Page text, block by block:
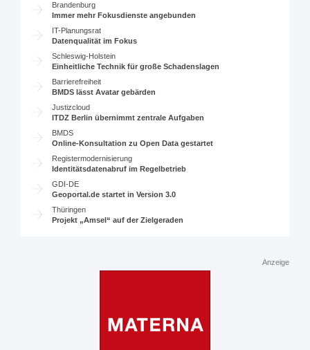
Brandenburg
Immer mehr Fokusdienste angebunden
IT-Planungsrat
Datenqualität im Fokus
Schleswig-Holstein
Einheitliche Technik für große Schadenslagen
Barrierefreiheit
BMDS lässt Avatar gebärden
Justizcloud
ITDZ Berlin übernimmt zentrale Aufgaben
BMDS
Online-Konsultation zu Open Data gestartet
Registermodernisierung
Identitätsdatenabruf im Regelbetrieb
GDI-DE
Geoportal.de startet in Version 3.0
Thüringen
Projekt „Amsel“ auf der Zielgeraden
Anzeige